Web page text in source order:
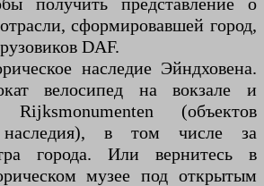
сформировавшей город,
DAF.
наследие Эйндховена.
велосипед на вокзале и
(объектов
наследия), в том числе за
города. Или вернитесь в
музее под открытым